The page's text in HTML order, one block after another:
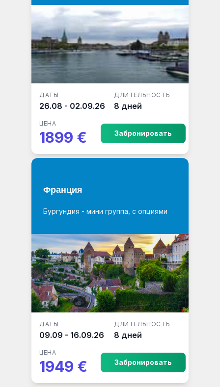
ДАТЫ
26.08 - 02.09.26
ДЛИТЕЛЬНОСТЬ
8 дней
ЦЕНА
1899 € Забронировать
Франция
Бургундия - мини группа, с опциями
ДАТЫ
09.09 - 16.09.26
ДЛИТЕЛЬНОСТЬ
8 дней
ЦЕНА
1949 € Забронировать